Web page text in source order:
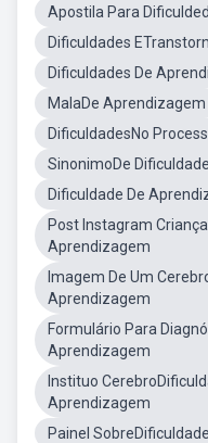
Apostila Para
Dificuldades
Dificuldades De
MalaDe Aprendizagem
DificuldadesNo
SinonimoDe Dificuldade
Dificuldade De
Post Instagram
Aprendizagem
Imagem De Um
Aprendizagem
Formulário Para
Aprendizagem
Instituo
Aprendizagem
Painel